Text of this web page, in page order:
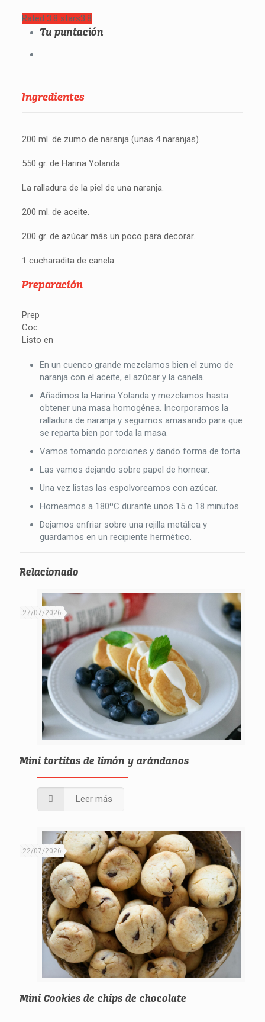
Rated 3.8 stars3.8
Tu puntación
Ingredientes
200 ml. de zumo de naranja (unas 4 naranjas).
550 gr. de Harina Yolanda.
La ralladura de la piel de una naranja.
200 ml. de aceite.
200 gr. de azúcar más un poco para decorar.
1 cucharadita de canela.
Preparación
Prep
Coc.
Listo en
En un cuenco grande mezclamos bien el zumo de
naranja con el aceite, el azúcar y la canela.
Añadimos la Harina Yolanda y mezclamos hasta
obtener una masa homogénea. Incorporamos la
ralladura de naranja y seguimos amasando para que
se reparta bien por toda la masa.
Vamos tomando porciones y dando forma de torta.
Las vamos dejando sobre papel de hornear.
Una vez listas las espolvoreamos con azúcar.
Horneamos a 180ºC durante unos 15 o 18 minutos.
Dejamos enfriar sobre una rejilla metálica y
guardamos en un recipiente hermético.
Relacionado
27/07/2026
Mini tortitas de limón y arándanos
Leer más
22/07/2026
Mini Cookies de chips de chocolate